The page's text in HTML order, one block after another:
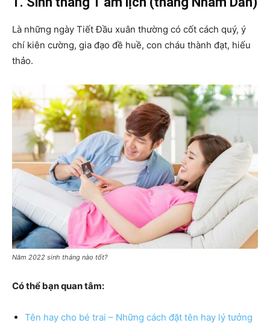
Là những ngày Tiết Đầu xuân thường có cốt cách quý, ý
chí kiên cường, gia đạo đề huề, con cháu thành đạt, hiếu
thảo.
Năm 2022 sinh tháng nào tốt?
Có thể bạn quan tâm:
Tên hay cho bé trai – Những cách đặt tên hay lý tưởng